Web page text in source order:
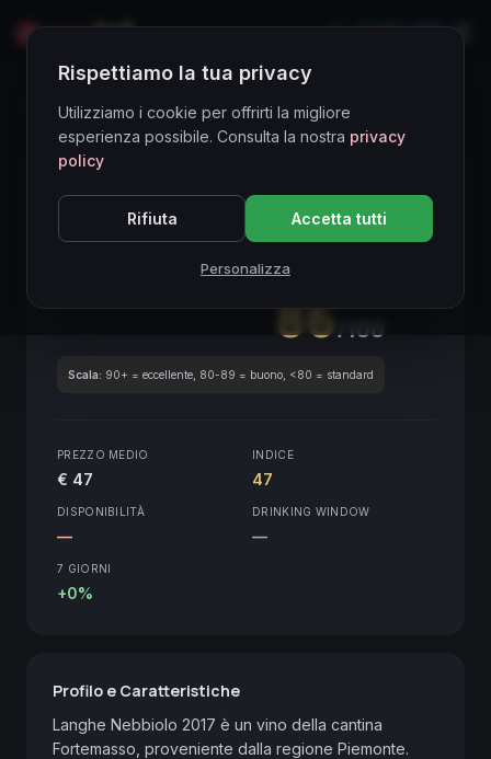
LIVE
Directory Vini
Langhe Nebbiolo
SCORE ENOLOGICO GLOBALE
86/100
Scala: 90+ = eccellente, 80-89 = buono, <80 = standard
PREZZO MEDIO
€ 47
INDICE
47
DISPONIBILITÀ
—
DRINKING WINDOW
—
7 GIORNI
+0%
Profilo e Caratteristiche
Langhe Nebbiolo 2017 è un vino della cantina
Fortemasso, proveniente dalla regione Piemonte.
Rispettiamo la tua privacy
Utilizziamo i cookie per offrirti la migliore
esperienza possibile. Consulta la nostra privacy
policy
Rifiuta Accetta tutti
Personalizza